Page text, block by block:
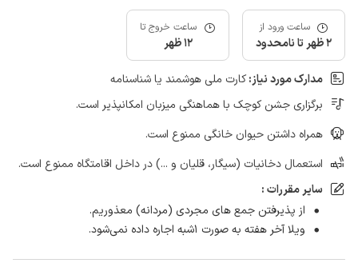
ساعت ورود از
2 ظهر تا نامحدود
ساعت خروج تا
12 ظهر
مدارک مورد نیاز:کارت ملی هوشمند یا شناسنامه
برگزاری جشن کوچک با هماهنگی میزبان امکانپذیر است.
همراه داشتن حیوان خانگی ممنوع است.
استعمال دخانیات (سیگار، قلیان و ...) در داخل اقامتگاه ممنوع است.
سایر مقررات :
از پذیرفتن جمع های مجردی (مردانه) معذوریم.
ویلا آخر هفته به صورت ۱شبه اجاره داده نمی‌شود.